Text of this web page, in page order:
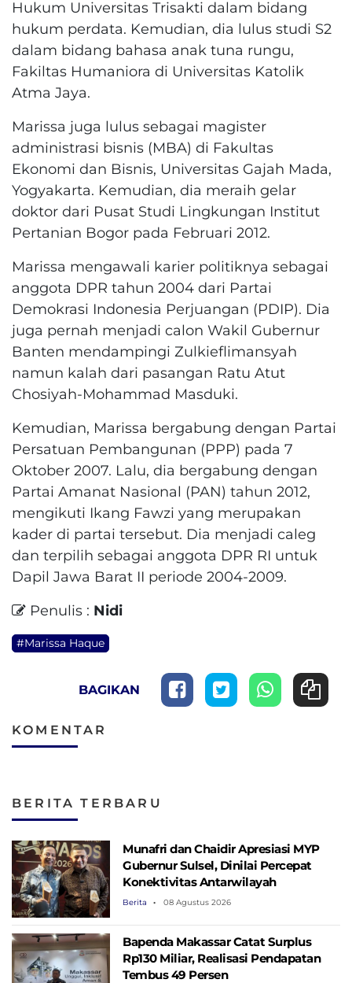
Hukum Universitas Trisakti dalam bidang
hukum perdata. Kemudian, dia lulus studi S2
dalam bidang bahasa anak tuna rungu,
Fakiltas Humaniora di Universitas Katolik
Atma Jaya.
Marissa juga lulus sebagai magister
administrasi bisnis (MBA) di Fakultas
Ekonomi dan Bisnis, Universitas Gajah Mada,
Yogyakarta. Kemudian, dia meraih gelar
doktor dari Pusat Studi Lingkungan Institut
Pertanian Bogor pada Februari 2012.
Marissa mengawali karier politiknya sebagai
anggota DPR tahun 2004 dari Partai
Demokrasi Indonesia Perjuangan (PDIP). Dia
juga pernah menjadi calon Wakil Gubernur
Banten mendampingi Zulkieflimansyah
namun kalah dari pasangan Ratu Atut
Chosiyah-Mohammad Masduki.
Kemudian, Marissa bergabung dengan Partai
Persatuan Pembangunan (PPP) pada 7
Oktober 2007. Lalu, dia bergabung dengan
Partai Amanat Nasional (PAN) tahun 2012,
mengikuti Ikang Fawzi yang merupakan
kader di partai tersebut. Dia menjadi caleg
dan terpilih sebagai anggota DPR RI untuk
Dapil Jawa Barat II periode 2004-2009.
Penulis : Nidi
#Marissa Haque
BAGIKAN
KOMENTAR
BERITA TERBARU
Munafri dan Chaidir Apresiasi MYP
Gubernur Sulsel, Dinilai Percepat
Konektivitas Antarwilayah
Berita 08 Agustus 2026
Bapenda Makassar Catat Surplus
Rp130 ​​Miliar, Realisasi Pendapatan
Tembus 49 Persen